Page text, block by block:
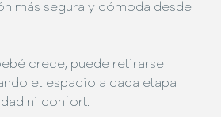
más segura y cómoda desde
crece, puede retirarse
el espacio a cada etapa
ni confort.